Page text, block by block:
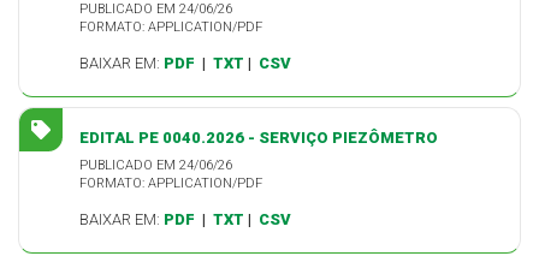
PUBLICADO EM 24/06/26
FORMATO: APPLICATION/PDF
BAIXAR EM: PDF | TXT | CSV
EDITAL PE 0040.2026 - SERVIÇO PIEZÔMETRO
PUBLICADO EM 24/06/26
FORMATO: APPLICATION/PDF
BAIXAR EM: PDF | TXT | CSV